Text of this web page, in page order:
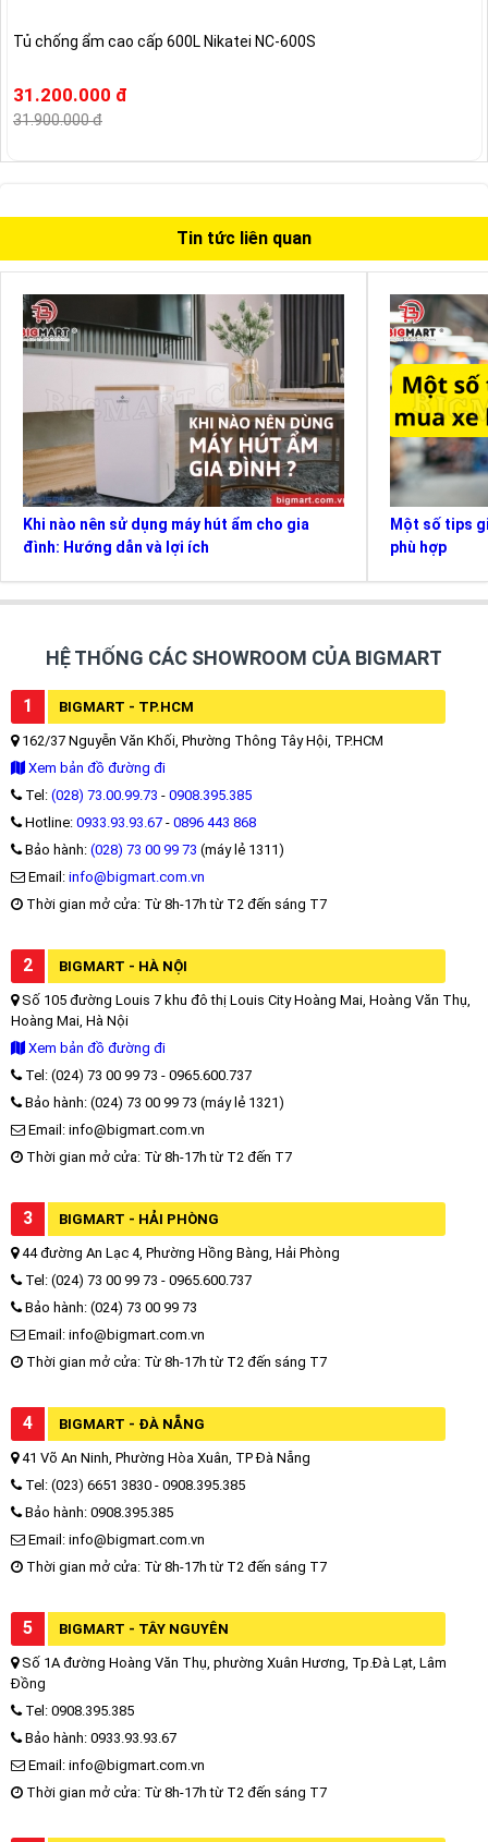
Tủ chống ẩm cao cấp 600L Nikatei NC-600S
31.200.000 đ
31.900.000 đ
Tin tức liên quan
Khi nào nên sử dụng máy hút ẩm cho gia
đình: Hướng dẫn và lợi ích
Một số tips
phù hợp
HỆ THỐNG CÁC SHOWROOM CỦA BIGMART
1 BIGMART - TP.HCM
162/37 Nguyễn Văn Khối, Phường Thông Tây Hội, TP.HCM
Xem bản đồ đường đi
Tel: (028) 73.00.99.73 - 0908.395.385
Hotline: 0933.93.93.67 - 0896 443 868
Bảo hành: (028) 73 00 99 73 (máy lẻ 1311)
Email: info@bigmart.com.vn
Thời gian mở cửa: Từ 8h-17h từ T2 đến sáng T7
2 BIGMART - HÀ NỘI
Số 105 đường Louis 7 khu đô thị Louis City Hoàng Mai, Hoàng Văn Thụ,
Hoàng Mai, Hà Nội
Xem bản đồ đường đi
Tel: (024) 73 00 99 73 - 0965.600.737
Bảo hành: (024) 73 00 99 73 (máy lẻ 1321)
Email: info@bigmart.com.vn
Thời gian mở cửa: Từ 8h-17h từ T2 đến T7
3 BIGMART - HẢI PHÒNG
44 đường An Lạc 4, Phường Hồng Bàng, Hải Phòng
Tel: (024) 73 00 99 73 - 0965.600.737
Bảo hành: (024) 73 00 99 73
Email: info@bigmart.com.vn
Thời gian mở cửa: Từ 8h-17h từ T2 đến sáng T7
4 BIGMART - ĐÀ NẴNG
41 Võ An Ninh, Phường Hòa Xuân, TP Đà Nẵng
Tel: (023) 6651 3830 - 0908.395.385
Bảo hành: 0908.395.385
Email: info@bigmart.com.vn
Thời gian mở cửa: Từ 8h-17h từ T2 đến sáng T7
5 BIGMART - TÂY NGUYÊN
Số 1A đường Hoàng Văn Thụ, phường Xuân Hương, Tp.Đà Lạt, Lâm
Đồng
Tel: 0908.395.385
Bảo hành: 0933.93.93.67
Email: info@bigmart.com.vn
Thời gian mở cửa: Từ 8h-17h từ T2 đến sáng T7